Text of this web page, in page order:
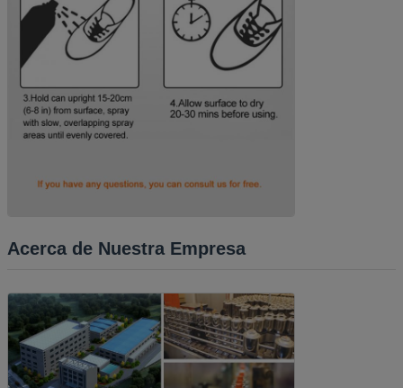
Acerca de Nuestra Empresa